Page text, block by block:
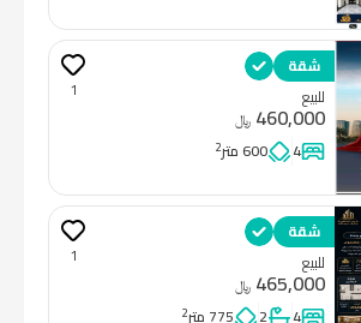
شقة
للبيع
460,000 ﷼
4
600 متر 2
1
شقة
للبيع
465,000 ﷼
4
2 775 متر 2
1